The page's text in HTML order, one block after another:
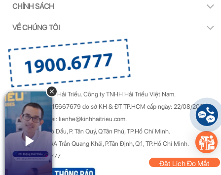
CHÍNH SÁCH
VỀ CHÚNG TÔI
Copyright by Kính Hải Triều. Công ty TNHH Hải Triều Việt Nam.
GPDKKD Số: 0315667679 do sở KH & ĐT TP.HCM cấp ngày: 22/08/2022.
Góp ý & Khiếu nại: lienhe@kinhhaitrieu.com.
Địa chỉ: 50/22 Gò Dầu, P. Tân Quý, Q.Tân Phú, TP.Hồ Chí Minh.
Trụ sở chính: 156A Trần Quang Khải, P.Tân Định, Q.1, TP.Hồ Chí Minh.
Hotline: 1900 6777.
Đặt Lịch Đo Mắt